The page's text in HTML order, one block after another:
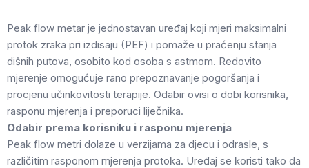
Peak flow metar je jednostavan uređaj koji mjeri maksimalni
protok zraka pri izdisaju (PEF) i pomaže u praćenju stanja
dišnih putova, osobito kod osoba s astmom. Redovito
mjerenje omogućuje rano prepoznavanje pogoršanja i
procjenu učinkovitosti terapije. Odabir ovisi o dobi korisnika,
rasponu mjerenja i preporuci liječnika.
Odabir prema korisniku i rasponu mjerenja
Peak flow metri dolaze u verzijama za djecu i odrasle, s
različitim rasponom mjerenja protoka. Uređaj se koristi tako da